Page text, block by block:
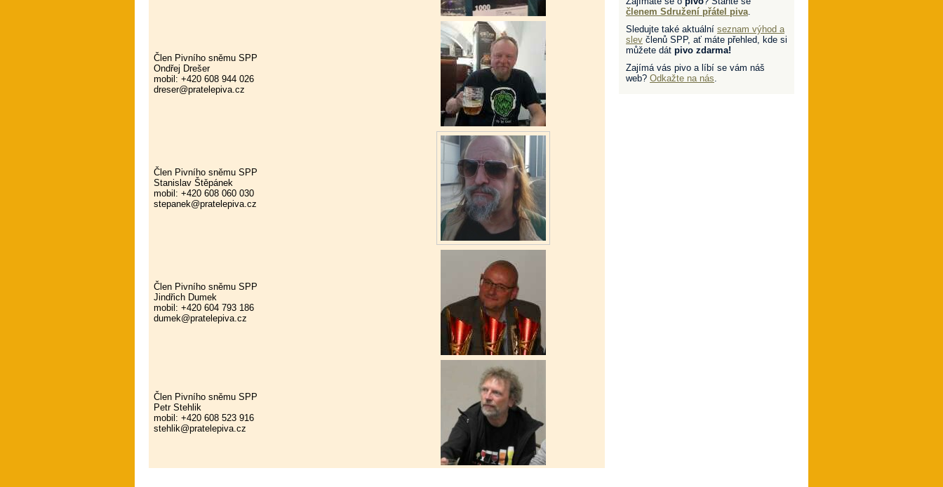
Člen Pivního sněmu SPP
Ondřej Drešer
mobil: +420 608 944 026
dreser@pratelepiva.cz
Člen Pivního sněmu SPP
Stanislav Štěpánek
mobil: +420 608 060 030
stepanek@pratelepiva.cz
Člen Pivního sněmu SPP
Jindřich Dumek
mobil: +420 604 793 186
dumek@pratelepiva.cz
Člen Pivního sněmu SPP
Petr Stehlik
mobil: +420 608 523 916
stehlik@pratelepiva.cz
členem Sdružení přátel piva.
Sledujte také aktuální seznam výhod a
slev členů SPP, ať máte přehled, kde si
můžete dát pivo zdarma!
Zajímá vás pivo a líbí se vám náš
web? Odkažte na nás.